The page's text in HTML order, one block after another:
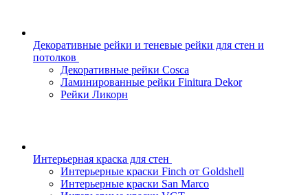
Декоративные рейки и теневые рейки для стен и
потолков
Декоративные рейки Cosca
Ламинированные рейки Finitura Dekor
Рейки Ликорн
Интерьерная краска для стен
Интерьерные краски Finch от Goldshell
Интерьерные краски San Marco